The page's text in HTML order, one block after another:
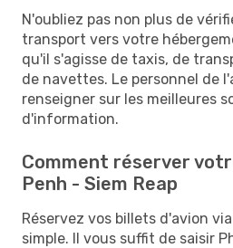
N'oubliez pas non plus de
transport vers votre
qu'il s'agisse de taxis, de
de navettes. Le personnel de
renseigner sur les meilleures
d'information.
Comment réserver
Penh - Siem Reap
Réservez vos billets d'avion
simple. Il vous suffit de saisir